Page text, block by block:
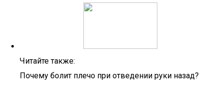
Читайте также:
Почему болит плечо при отведении руки назад?